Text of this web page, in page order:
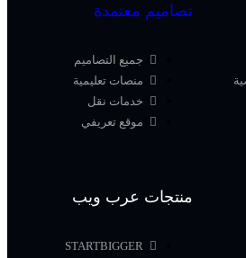
تصاميم معتمدة
جميع التصاميم
منصات تعليمية
خدمات نقل
موقع تعريفي
منتجات عرب ويب
STARTBIGGER